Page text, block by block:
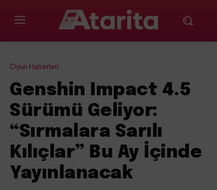
Oyun Haberleri
Genshin Impact 4.5
Sürümü Geliyor:
“Sırmalara Sarılı
Kılıçlar” Bu Ay İçinde
Yayınlanacak